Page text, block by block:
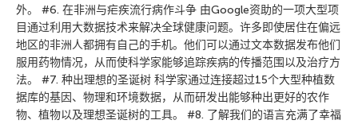
外。 #6. 在非洲与疟疾流行病作斗争 由Google资助的一项大型项
目通过利用大数据技术来解决全球健康问题。许多即使居住在偏远
地区的非洲人都拥有自己的手机。他们可以通过文本数据发布他们
服用药物情况，从而使科学家能够追踪疾病的传播范围以及治疗方
法。 #7. 种出理想的圣诞树 科学家通过连接超过15个大型种植数
据库的基因、物理和环境数据，从而研发出能够种出更好的农作
物、植物以及理想圣诞树的工具。 #8. 了解我们的语言充满了幸福